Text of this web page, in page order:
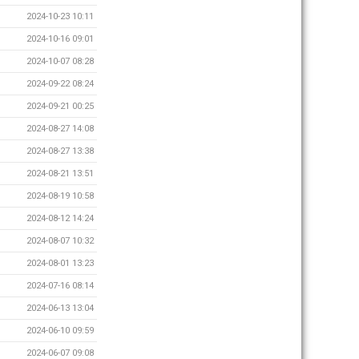
2024-10-23 10:11
2024-10-16 09:01
2024-10-07 08:28
2024-09-22 08:24
2024-09-21 00:25
2024-08-27 14:08
2024-08-27 13:38
2024-08-21 13:51
2024-08-19 10:58
2024-08-12 14:24
2024-08-07 10:32
2024-08-01 13:23
2024-07-16 08:14
2024-06-13 13:04
2024-06-10 09:59
2024-06-07 09:08